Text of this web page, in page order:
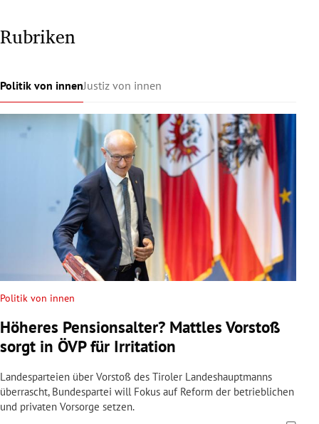
Rubriken
Politik von innenJustiz von innen
Politik von innen
Höheres Pensionsalter? Mattles Vorstoß
sorgt in ÖVP für Irritation
Landesparteien über Vorstoß des Tiroler Landeshauptmanns
überrascht, Bundespartei will Fokus auf Reform der betrieblichen
und privaten Vorsorge setzen.